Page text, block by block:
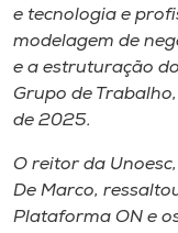
e tecnologia e
modelagem de
e a estruturação
Grupo de
de 2025.
O reitor da
De Marco,
Plataforma ON e